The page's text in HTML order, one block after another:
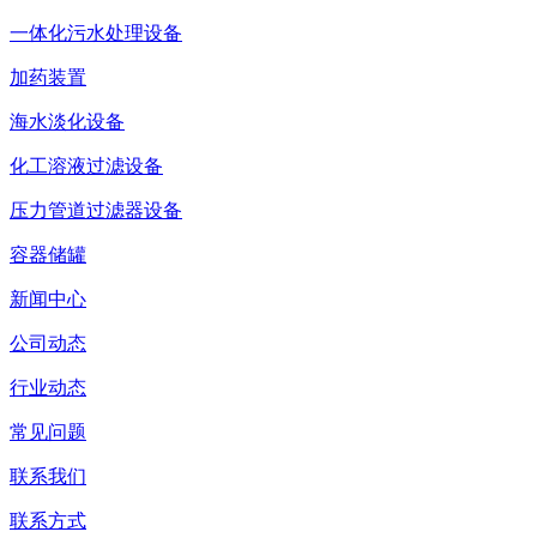
一体化污水处理设备
加药装置
海水淡化设备
化工溶液过滤设备
压力管道过滤器设备
容器储罐
新闻中心
公司动态
行业动态
常见问题
联系我们
联系方式